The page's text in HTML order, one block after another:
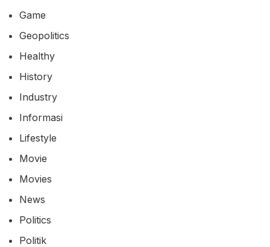
Game
Geopolitics
Healthy
History
Industry
Informasi
Lifestyle
Movie
Movies
News
Politics
Politik